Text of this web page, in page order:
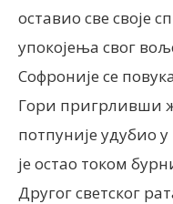
оставио све своје
упокојења свог
Софроније се
Гори пригрливши
потпуније удубио
је остао током
Другог светског